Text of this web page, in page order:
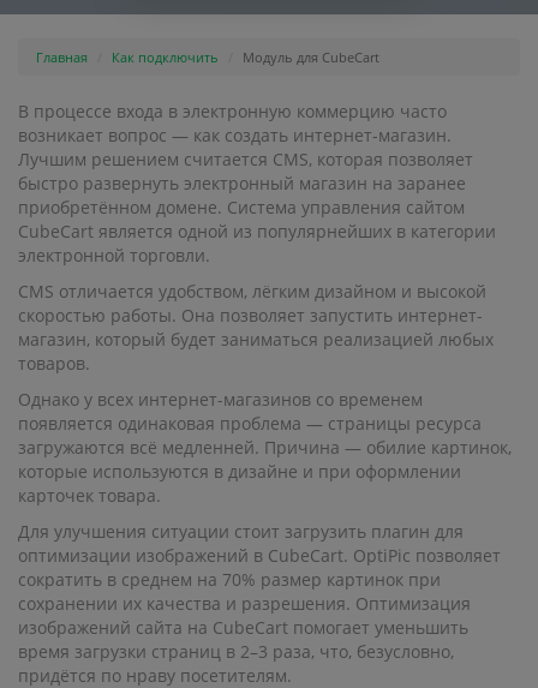
Главная Как подключить Модуль для CubeCart
В процессе входа в электронную коммерцию часто
возникает вопрос — как создать интернет-магазин.
Лучшим решением считается CMS, которая позволяет
быстро развернуть электронный магазин на заранее
приобретённом домене. Система управления сайтом
CubeCart является одной из популярнейших в категории
электронной торговли.
CMS отличается удобством, лёгким дизайном и высокой
скоростью работы. Она позволяет запустить интернет-
магазин, который будет заниматься реализацией любых
товаров.
Однако у всех интернет-магазинов со временем
появляется одинаковая проблема — страницы ресурса
загружаются всё медленней. Причина — обилие картинок,
которые используются в дизайне и при оформлении
карточек товара.
Для улучшения ситуации стоит загрузить плагин для
оптимизации изображений в CubeCart. OptiPic позволяет
сократить в среднем на 70% размер картинок при
сохранении их качества и разрешения. Оптимизация
изображений сайта на CubeCart помогает уменьшить
время загрузки страниц в 2–3 раза, что, безусловно,
придётся по нраву посетителям.